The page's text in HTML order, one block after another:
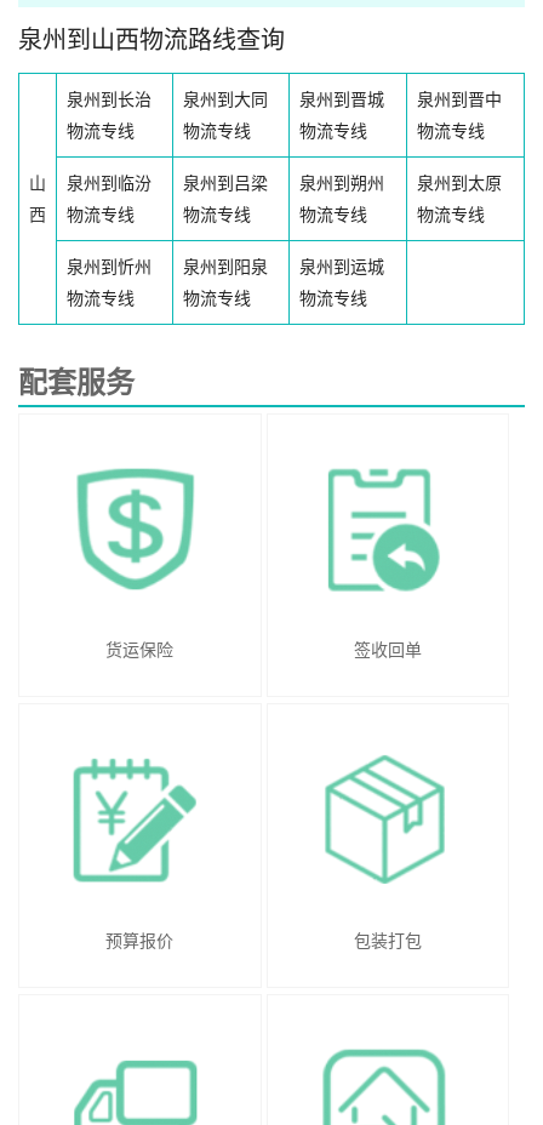
泉州到山西物流路线查询
山
西
泉州到长治
物流专线
泉州到大同
物流专线
泉州到晋城
物流专线
泉州到晋中
物流专线
泉州到临汾
物流专线
泉州到吕梁
物流专线
泉州到朔州
物流专线
泉州到太原
物流专线
泉州到忻州
物流专线
泉州到阳泉
物流专线
泉州到运城
物流专线
配套服务
货运保险 签收回单
预算报价 包装打包